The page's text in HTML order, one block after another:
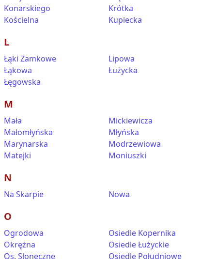
Konarskiego
Kościelna
Krótka
Kupiecka
L
Łąki Zamkowe
Łąkowa
Łęgowska
Lipowa
Łużycka
M
Mała
Małomłyńska
Marynarska
Matejki
Mickiewicza
Młyńska
Modrzewiowa
Moniuszki
N
Na Skarpie Nowa
O
Ogrodowa
Okrężna
Os. Sloneczne
Osiedle Kopernika
Osiedle Łużyckie
Osiedle Południowe